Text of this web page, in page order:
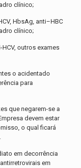
clínico;
HbsAg, anti–HBC
clínico;
outros exames
o acidentado
para
que negarem-se a
devem estar
o qual ficará
em decorrência
em